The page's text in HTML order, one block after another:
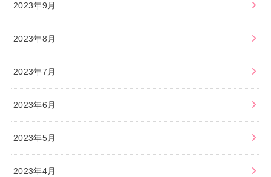
2023年9月
2023年8月
2023年7月
2023年6月
2023年5月
2023年4月